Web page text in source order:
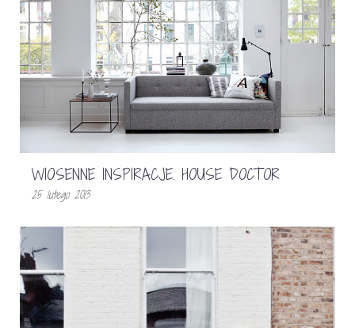
WIOSENNE INSPIRACJE. HOUSE DOCTOR
25 lutego 2013